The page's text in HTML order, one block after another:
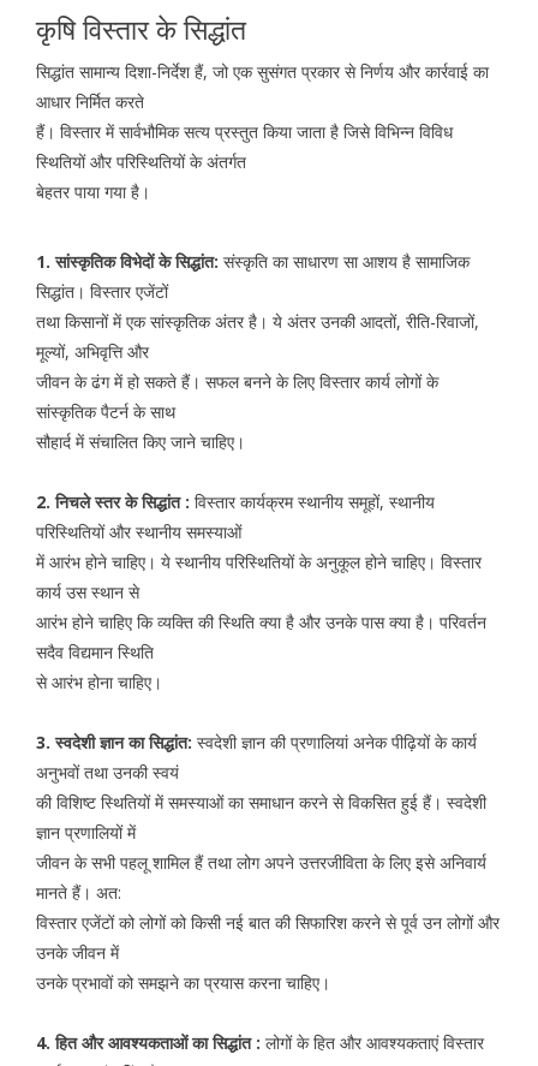
कृषि विस्तार के सिद्धांत
सिद्धांत सामान्य दिशा-निर्देश हैं, जो एक सुसंगत प्रकार से निर्णय और कार्रवाई का
आधार निर्मित करते
हैं। विस्तार में सार्वभौमिक सत्य प्रस्तुत किया जाता है जिसे विभिन्न विविध
स्थितियों और परिस्थितियों के अंतर्गत
बेहतर पाया गया है।
1. सांस्कृतिक विभेदों के सिद्धांत: संस्कृति का साधारण सा आशय है सामाजिक
सिद्धांत। विस्तार एजेंटों
तथा किसानों में एक सांस्कृतिक अंतर है। ये अंतर उनकी आदतों, रीति-रिवाजों,
मूल्यों, अभिवृत्ति और
जीवन के ढंग में हो सकते हैं। सफल बनने के लिए विस्तार कार्य लोगों के
सांस्कृतिक पैटर्न के साथ
सौहार्द में संचालित किए जाने चाहिए।
2. निचले स्तर के सिद्धांत : विस्तार कार्यक्रम स्थानीय समूहों, स्थानीय
परिस्थितियों और स्थानीय समस्याओं
में आरंभ होने चाहिए। ये स्थानीय परिस्थितियों के अनुकूल होने चाहिए। विस्तार
कार्य उस स्थान से
आरंभ होने चाहिए कि व्यक्ति की स्थिति क्या है और उनके पास क्या है। परिवर्तन
सदैव विद्यमान स्थिति
से आरंभ होना चाहिए।
3. स्वदेशी ज्ञान का सिद्धांत: स्वदेशी ज्ञान की प्रणालियां अनेक पीढ़ियों के कार्य
अनुभवों तथा उनकी स्वयं
की विशिष्ट स्थितियों में समस्याओं का समाधान करने से विकसित हुई हैं। स्वदेशी
ज्ञान प्रणालियों में
जीवन के सभी पहलू शामिल हैं तथा लोग अपने उत्तरजीविता के लिए इसे अनिवार्य
मानते हैं। अत:
विस्तार एजेंटों को लोगों को किसी नई बात की सिफारिश करने से पूर्व उन लोगों और
उनके जीवन में
उनके प्रभावों को समझने का प्रयास करना चाहिए।
4. हित और आवश्यकताओं का सिद्धांत : लोगों के हित और आवश्यकताएं विस्तार